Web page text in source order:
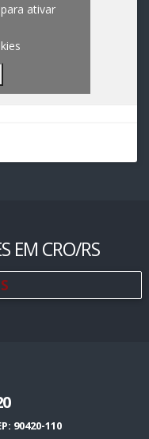
ativar
EM CRO/RS
90420-110